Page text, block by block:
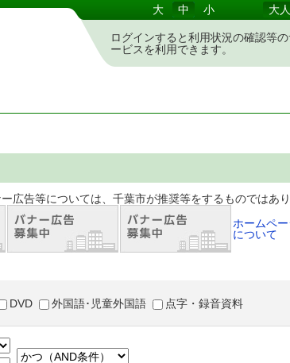
大 中 小 大
ログインすると利用状況の確認等
ービスを利用できます。
千葉市が推奨等をするものではありま
ホームペ
について
DVD 外国語･児童外国語 点字・録音資料